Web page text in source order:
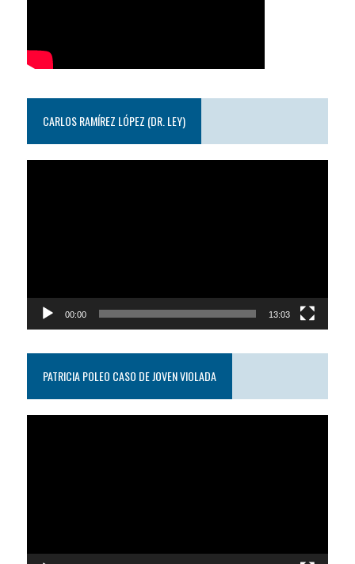
CARLOS RAMÍREZ LÓPEZ (DR. LEY)
00:00 13:03
PATRICIA POLEO CASO DE JOVEN VIOLADA